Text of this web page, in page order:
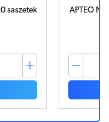
saszetek APTEO